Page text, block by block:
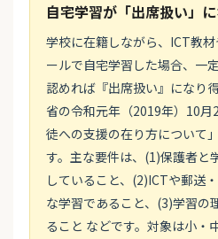
自宅学習が「出席扱い」
学校に在籍しながら、ICT教
ールで自宅学習した場合、一
認めれば『出席扱い』になり
省の令和元年（2019年）10
徒への支援の在り方について
す。主な要件は、(1)保護者と
していること、(2)ICTや郵送
な学習であること、(3)学習の
ること などです。対象は小・